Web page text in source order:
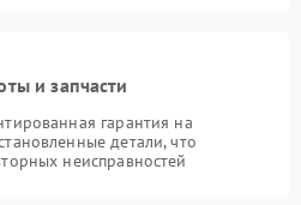
и запчасти
гарантия на
детали, что
неисправностей